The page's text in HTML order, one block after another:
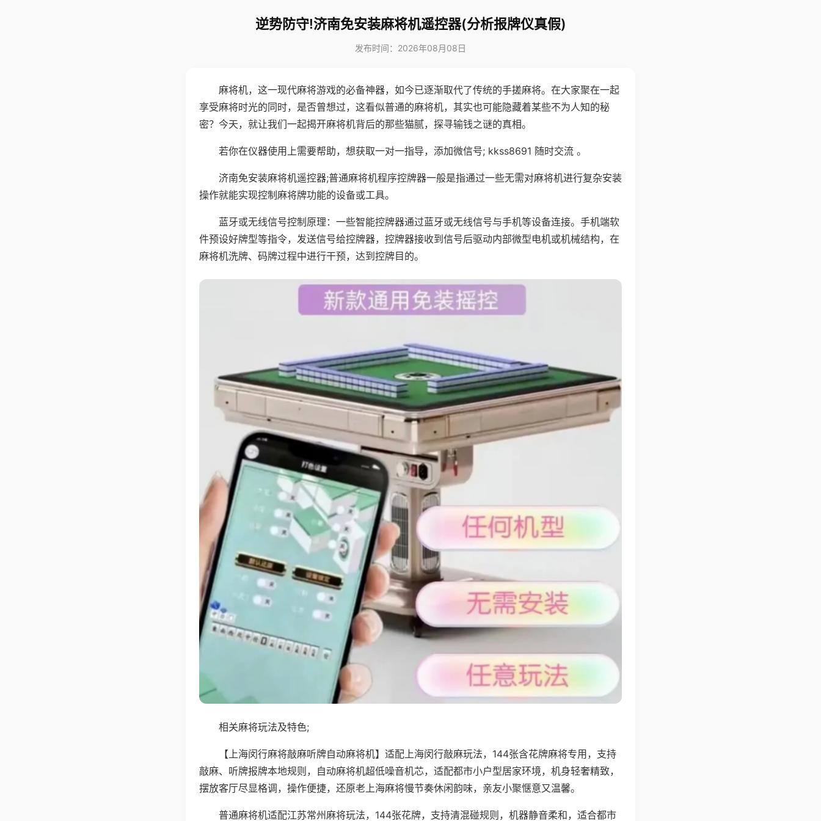
逆势防守!济南免安装麻将机遥控器(分析报牌仪真假)
发布时间：2026年08月08日
麻将机，这一现代麻将游戏的必备神器，如今已逐渐取代了传统的手搓麻将。在大家聚在一起
享受麻将时光的同时，是否曾想过，这看似普通的麻将机，其实也可能隐藏着某些不为人知的秘
密？今天，就让我们一起揭开麻将机背后的那些猫腻，探寻输钱之谜的真相。
若你在仪器使用上需要帮助，想获取一对一指导，添加微信号; kkss8691 随时交流 。
济南免安装麻将机遥控器;普通麻将机程序控牌器一般是指通过一些无需对麻将机进行复杂安装
操作就能实现控制麻将牌功能的设备或工具。
蓝牙或无线信号控制原理：一些智能控牌器通过蓝牙或无线信号与手机等设备连接。手机端软
件预设好牌型等指令，发送信号给控牌器，控牌器接收到信号后驱动内部微型电机或机械结构，在
麻将机洗牌、码牌过程中进行干预，达到控牌目的。
相关麻将玩法及特色;
【上海闵行麻将敲麻听牌自动麻将机】适配上海闵行敲麻玩法，144张含花牌麻将专用，支持
敲麻、听牌报牌本地规则，自动麻将机超低噪音机芯，适配都市小户型居家环境，机身轻奢精致，
摆放客厅尽显格调，操作便捷，还原老上海麻将慢节奏休闲韵味，亲友小聚惬意又温馨。
普通麻将机适配江苏常州麻将玩法，144张花牌，支持清混碰规则，机器静音柔和，适合都市